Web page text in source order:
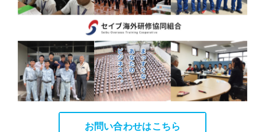
お問い合わせはこちら